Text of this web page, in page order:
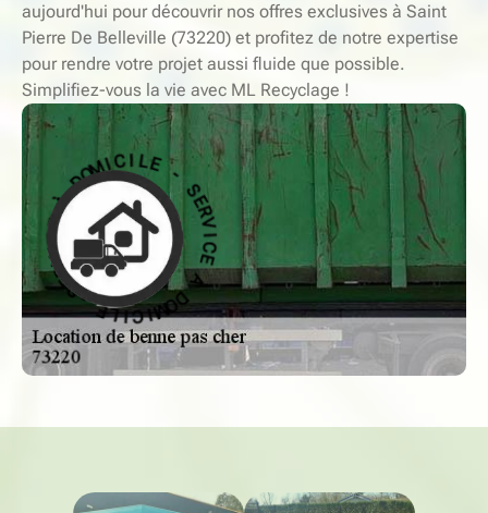
aujourd'hui pour découvrir nos offres exclusives à Saint
Pierre De Belleville (73220) et profitez de notre expertise
pour rendre votre projet aussi fluide que possible.
Simplifiez-vous la vie avec ML Recyclage !
S
E
R
V
I
C
E
À
D
O
M
I
C
ILE - SE RV I
C
E
À
D
O
M
I
C
I
L
E
-